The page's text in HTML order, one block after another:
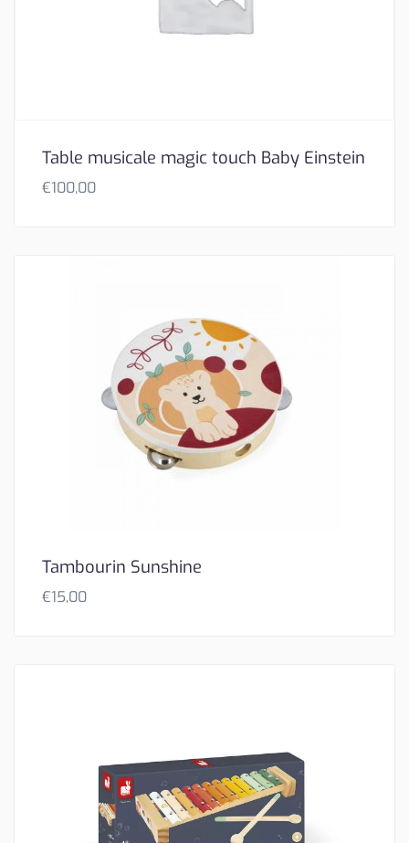
Table musicale magic touch Baby Einstein
€100,00
Tambourin Sunshine
€15,00